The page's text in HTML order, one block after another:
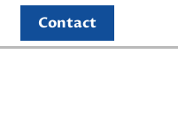
Contact